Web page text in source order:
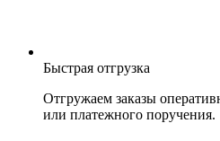
Быстрая отгрузка
Отгружаем заказы
или платежного поручения.